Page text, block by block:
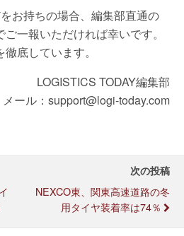
お持ちの場合、編集部直通の
一報いただければ幸いです。
底しています。
LOGISTICS TODAY編集部
メール：support@logi-today.com
次の投稿
NEXCO東、関東高速道路の冬
用タイヤ装着率は74％